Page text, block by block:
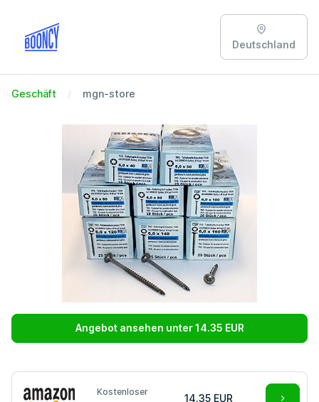
Deutschland
Geschäft mgn-store
Angebot ansehen unter 14.35 EUR
Kostenloser
14.35 EUR